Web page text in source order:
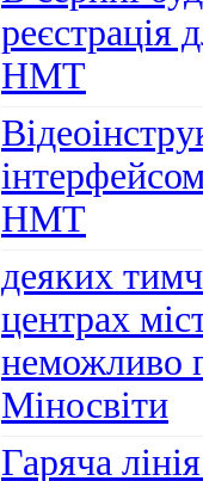
реєстрація
НМТ
НМТ
деяких
центрах
неможливо
Міносвіти
Гаряча